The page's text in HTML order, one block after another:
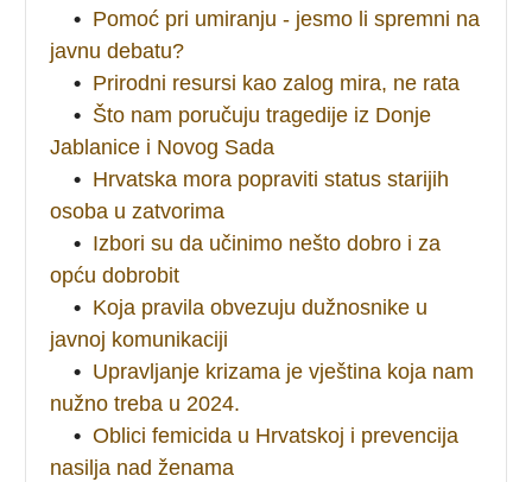
• Pomoć pri umiranju - jesmo li spremni na
javnu debatu?
• Prirodni resursi kao zalog mira, ne rata
• Što nam poručuju tragedije iz Donje
Jablanice i Novog Sada
• Hrvatska mora popraviti status starijih
osoba u zatvorima
• Izbori su da učinimo nešto dobro i za
opću dobrobit
• Koja pravila obvezuju dužnosnike u
javnoj komunikaciji
• Upravljanje krizama je vještina koja nam
nužno treba u 2024.
• Oblici femicida u Hrvatskoj i prevencija
nasilja nad ženama